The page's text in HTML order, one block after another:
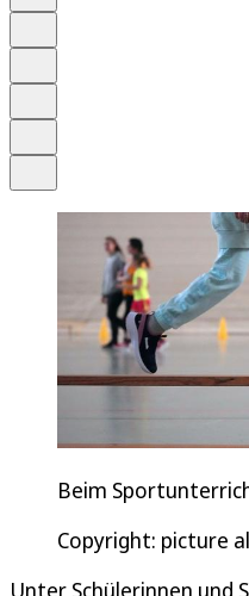
Beim
Copyright: picture